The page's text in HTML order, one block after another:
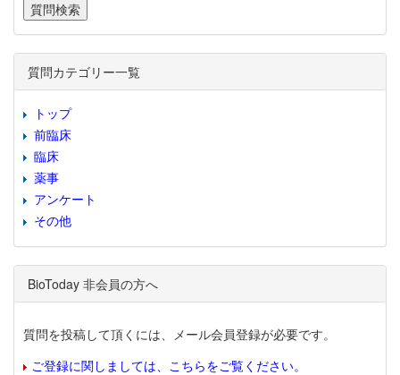
質問カテゴリー一覧
トップ
前臨床
臨床
薬事
アンケート
その他
BioToday 非会員の方へ
質問を投稿して頂くには、メール会員登録が必要です。
ご登録に関しましては、こちらをご覧ください。